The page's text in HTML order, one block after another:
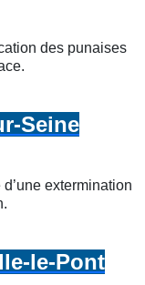
des punaises
Seine
extermination
le-Pont